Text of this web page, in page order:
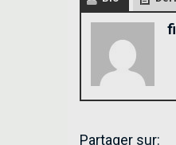
Partager sur: